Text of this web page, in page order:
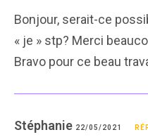
Bonjour, serait-ce
« je » stp? Merci
Bravo pour ce beau
Stéphanie 22/05/2021